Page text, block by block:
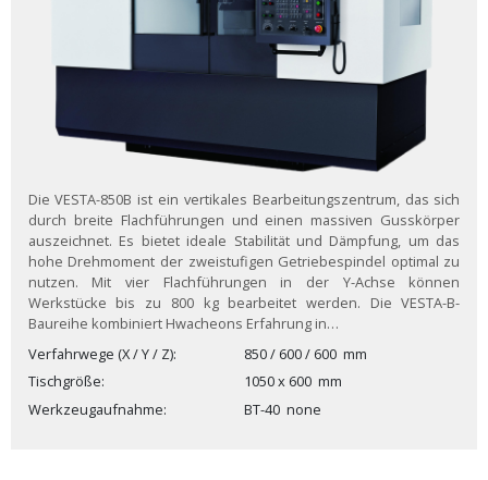
Die VESTA-850B ist ein vertikales Bearbeitungszentrum, das sich
durch breite Flachführungen und einen massiven Gusskörper
auszeichnet. Es bietet ideale Stabilität und Dämpfung, um das
hohe Drehmoment der zweistufigen Getriebespindel optimal zu
nutzen. Mit vier Flachführungen in der Y-Achse können
Werkstücke bis zu 800 kg bearbeitet werden. Die VESTA-B-
Baureihe kombiniert Hwacheons Erfahrung in…
Verfahrwege (X / Y / Z)
850 / 600 / 600 mm
Tischgröße
1050 x 600 mm
Werkzeugaufnahme
BT-40 none